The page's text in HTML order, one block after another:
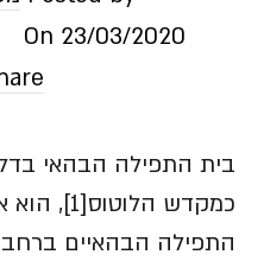
On 23/03/2020
בית התפילה הבהאי
כמקדש
התפילה הבהאיים